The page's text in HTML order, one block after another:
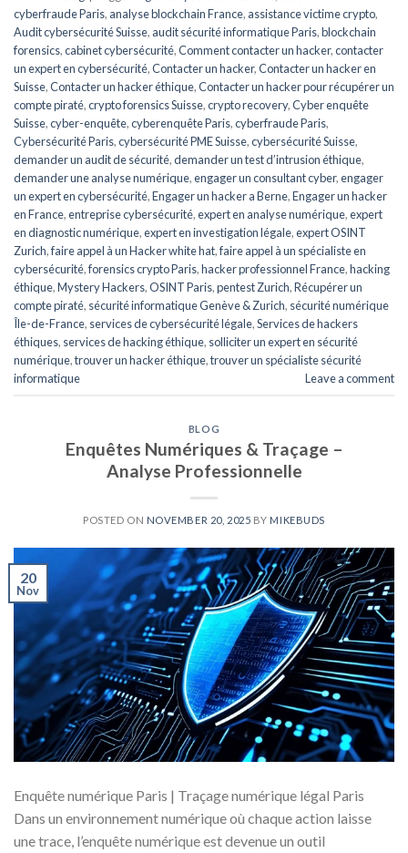
cyberfraude Paris, analyse blockchain France, assistance victime crypto,
Audit cybersécurité Suisse, audit sécurité informatique Paris,blockchain
forensics,cabinet cybersécurité,Comment contacter un hacker,contacter
un expert en cybersécurité,Contacter un hacker,Contacter un hacker en
Suisse,Contacter un hacker éthique,Contacter un hacker pour récupérer un
compte piraté,crypto forensics Suisse,crypto recovery,Cyber enquête
Suisse,cyber-enquête,cyberenquête Paris,cyberfraude Paris,
Cybersécurité Paris,cybersécurité PME Suisse,cybersécurité Suisse,
demander un audit de sécurité,demander un test d’intrusion éthique,
demander une analyse numérique,engager un consultant cyber,engager
un expert en cybersécurité,Engager un hacker a Berne,Engager un hacker
en France,entreprise cybersécurité,expert en analyse numérique,expert
en diagnostic numérique,expert en investigation légale,expert OSINT
Zurich,faire appel à un Hacker white hat,faire appel à un spécialiste en
cybersécurité,forensics crypto Paris,hacker professionnel France,hacking
éthique,Mystery Hackers,OSINT Paris,pentest Zurich,Récupérer un
compte piraté, sécurité informatique Genève & Zurich, sécurité numérique
Île-de-France, services de cybersécurité légale,Services de hackers
éthiques, services de hacking éthique, solliciter un expert en sécurité
numérique,trouver un hacker éthique,trouver un spécialiste sécurité
informatique
Leave a comment
BLOG
Enquêtes Numériques & Traçage –
Analyse Professionnelle
POSTED ON NOVEMBER 20, 2025 BY MIKEBUDS
20
Nov
Enquête numérique Paris | Traçage numérique légal Paris
Dans un environnement numérique où chaque action laisse
une trace, l’enquête numérique est devenue un outil